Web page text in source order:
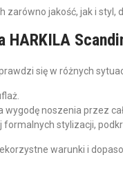
jakość, jak i styl,
się w różnych
noszenia przez
stylizacji,
warunki i